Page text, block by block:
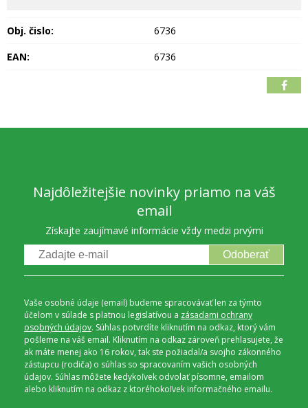
Obj. čislo:
6736
EAN:
6736
Najdôležitejšie novinky priamo na váš
email
Získajte zaujímavé informácie vždy medzi prvými
Odoberať
Vaše osobné údaje (email) budeme spracovávať len za týmto
účelom v súlade s platnou legislatívou a zásadami ochrany
osobných údajov. Súhlas potvrdíte kliknutím na odkaz, ktorý vám
pošleme na váš email. Kliknutím na odkaz zároveň prehlasujete, že
ak máte menej ako 16 rokov, tak ste požiadal/a svojho zákonného
zástupcu (rodiča) o súhlas so spracovaním vašich osobných
údajov. Súhlas môžete kedykoľvek odvolať písomne, emailom
alebo kliknutím na odkaz z ktoréhokoľvek informačného emailu.